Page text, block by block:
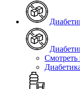
Смотреть